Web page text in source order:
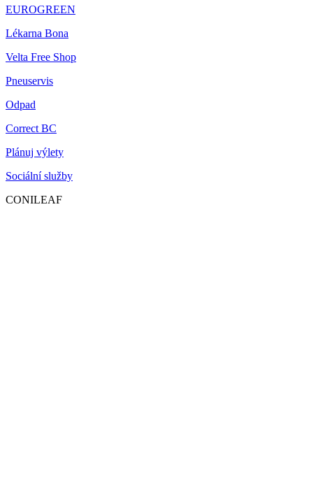
EUROGREEN
Lékarna Bona
Velta Free Shop
Pneuservis
Odpad
Correct BC
Plánuj výlety
Sociální služby
CONILEAF